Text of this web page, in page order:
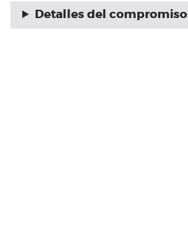
Detalles del compromiso